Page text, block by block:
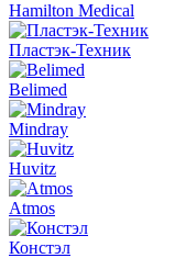
Hamilton Medical
Пластэк-Техник
Belimed
Mindray
Huvitz
Atmos
Констэл